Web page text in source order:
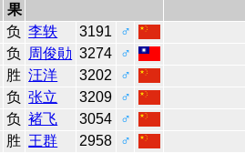
果
负 李轶 3191
♂
负 周俊勛 3274
♂
胜 汪洋 3202
♂
负 张立 3209
♂
负 褚飞 3054
♂
胜 王群 2958
♂